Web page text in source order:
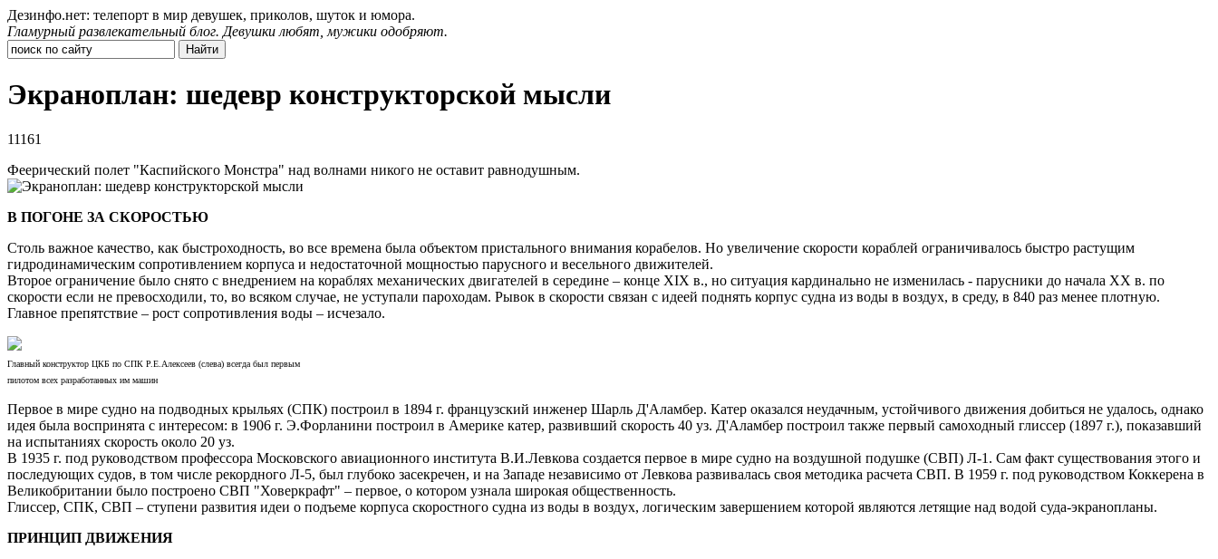
Дезинфо.нет: телепорт в мир девушек, приколов, шуток и юмора.
Гламурный развлекательный блог. Девушки любят, мужики одобряют.
Экраноплан: шедевр конструкторской мысли
11161
Феерический полет "Каспийского Монстра" над волнами никого не оставит равнодушным.
В ПОГОНЕ ЗА СКОРОСТЬЮ
Столь важное качество, как быстроходность, во все времена была объектом пристального внимания корабелов. Но увеличение скорости кораблей ограничивалось быстро растущим
гидродинамическим сопротивлением корпуса и недостаточной мощностью парусного и весельного движителей.
Второе ограничение было снято с внедрением на кораблях механических двигателей в середине – конце ХIХ в., но ситуация кардинально не изменилась - парусники до начала ХХ в. по
скорости если не превосходили, то, во всяком случае, не уступали пароходам. Рывок в скорости связан с идеей поднять корпус судна из воды в воздух, в среду, в 840 раз менее плотную.
Главное препятствие – рост сопротивления воды – исчезало.
Главный конструктор ЦКБ по СПК Р.Е.Алексеев (слева) всегда был первым
пилотом всех разработанных им машин
Первое в мире судно на подводных крыльях (СПК) построил в 1894 г. французский инженер Шарль Д'Аламбер. Катер оказался неудачным, устойчивого движения добиться не удалось, однако
идея была воспринята с интересом: в 1906 г. Э.Форланини построил в Америке катер, развивший скорость 40 уз. Д'Аламбер построил также первый самоходный глиссер (1897 г.), показавший
на испытаниях скорость около 20 уз.
В 1935 г. под руководством профессора Московского авиационного института В.И.Левкова создается первое в мире судно на воздушной подушке (СВП) Л-1. Сам факт существования этого и
последующих судов, в том числе рекордного Л-5, был глубоко засекречен, и на Западе независимо от Левкова развивалась своя методика расчета СВП. В 1959 г. под руководством Коккерена в
Великобритании было построено СВП "Ховеркрафт" – первое, о котором узнала широкая общественность.
Глиссер, СПК, СВП – ступени развития идеи о подъеме корпуса скоростного судна из воды в воздух, логическим завершением которой являются летящие над водой суда-экранопланы.
ПРИНЦИП ДВИЖЕНИЯ